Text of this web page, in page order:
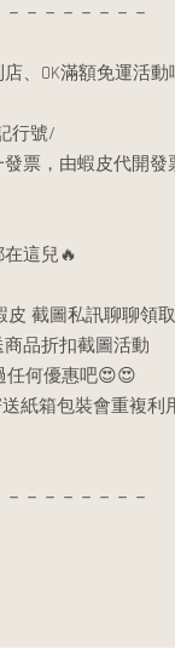
－－－－－－－
、OK滿額免運活動
行號/
票，由蝦皮代開發
這兒🔥
皮 截圖私訊聊聊領
品折扣截圖活動
任何優惠吧😍😍
紙箱包裝會重複利
－－－－－－－